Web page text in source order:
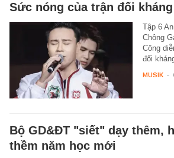
Sức nóng của trận đối
Tập 6
Chông
Công
đối
MUSIK -
Bộ GD&ĐT "siết" dạy thêm,
thềm năm học mới